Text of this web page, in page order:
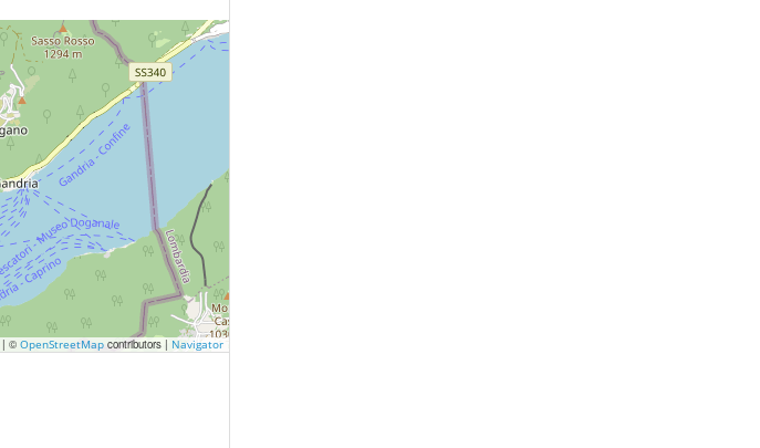
| © OpenStreetMapcontributors | Navigator